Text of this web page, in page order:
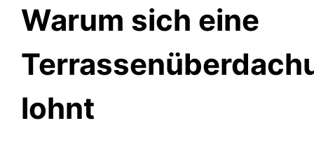
Warum sich eine
lohnt